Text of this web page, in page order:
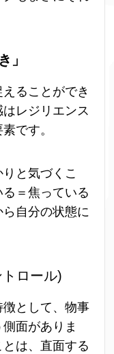
」
ることができ
レジリエンス
です。
と気づくこ
＝焦っている
自分の状態に
ロール)
として、物事
面がありま
は、直面する